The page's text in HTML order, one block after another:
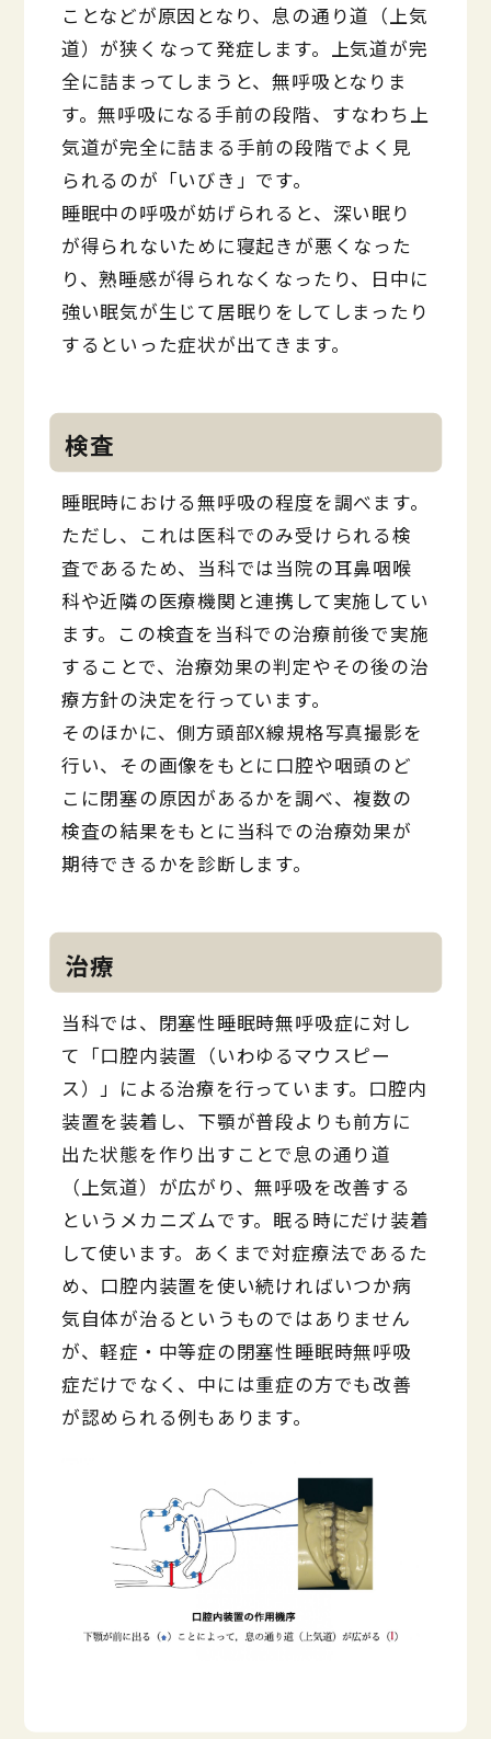
ことなどが原因となり、息の通り道（上気
道）が狭くなって発症します。上気道が完
全に詰まってしまうと、無呼吸となりま
す。無呼吸になる手前の段階、すなわち上
気道が完全に詰まる手前の段階でよく見
られるのが「いびき」です。
睡眠中の呼吸が妨げられると、深い眠り
が得られないために寝起きが悪くなった
り、熟睡感が得られなくなったり、日中に
強い眠気が生じて居眠りをしてしまったり
するといった症状が出てきます。
検査
睡眠時における無呼吸の程度を調べます。
ただし、これは医科でのみ受けられる検
査であるため、当科では当院の耳鼻咽喉
科や近隣の医療機関と連携して実施してい
ます。この検査を当科での治療前後で実施
することで、治療効果の判定やその後の治
療方針の決定を行っています。
そのほかに、側方頭部X線規格写真撮影を
行い、その画像をもとに口腔や咽頭のど
こに閉塞の原因があるかを調べ、複数の
検査の結果をもとに当科での治療効果が
期待できるかを診断します。
治療
当科では、閉塞性睡眠時無呼吸症に対し
て「口腔内装置（いわゆるマウスピー
ス）」による治療を行っています。口腔内
装置を装着し、下顎が普段よりも前方に
出た状態を作り出すことで息の通り道
（上気道）が広がり、無呼吸を改善する
というメカニズムです。眠る時にだけ装着
して使います。あくまで対症療法であるた
め、口腔内装置を使い続ければいつか病
気自体が治るというものではありません
が、軽症・中等症の閉塞性睡眠時無呼吸
症だけでなく、中には重症の方でも改善
が認められる例もあります。